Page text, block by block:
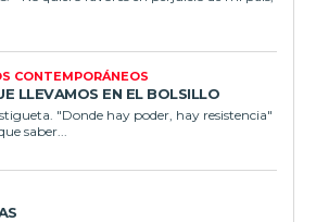
CONTEMPORÁNEOS
LLEVAMOS EN EL BOLSILLO
hay resistencia"
saber...